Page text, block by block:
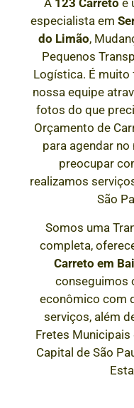
A 123 Carreto é
especialista em
do Limão,
Pequenos
Logística. É muito
nossa equipe
fotos do que
Orçamento de
para agendar
preocupar
realizamos
São
Somos uma
completa,
Carreto em
conseguimos
econômico com
serviços, além
Fretes
Capital de São